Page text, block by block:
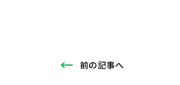
前の記事へ